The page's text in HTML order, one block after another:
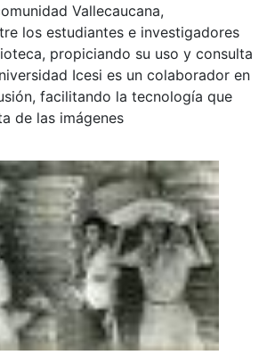
Vallecaucana,
los estudiantes e investigadores
propiciando su uso y consulta
Icesi es un colaborador en
facilitando la tecnología que
de las imágenes